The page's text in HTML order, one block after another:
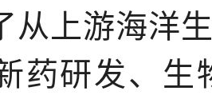
从上游海洋
药研发、